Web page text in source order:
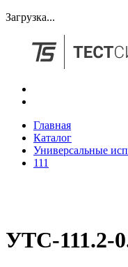
Загрузка...
Главная
Каталог
Универсальные
111
УТС-111.2-